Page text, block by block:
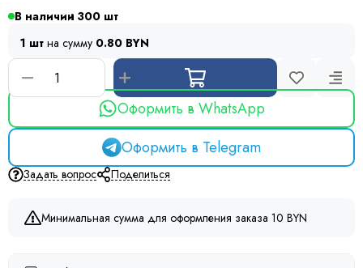
Фоточувствительные элементы
В наличии 300
1 шт на сумму 0.80 BYN
Оформить в WhatsApp
Оформить в Telegram
Задать вопрос Поделиться
Минимальная сумма для оформления заказа 10 BYN